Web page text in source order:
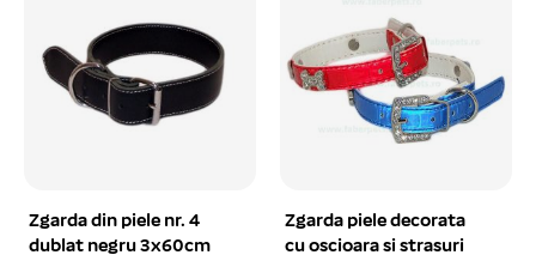
Zgarda din piele nr. 4
dublat negru 3x60cm
Zgarda piele decorata
cu oscioara si strasuri